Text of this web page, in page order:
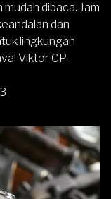
dibaca. Jam
dan
lingkungan
Viktor CP-